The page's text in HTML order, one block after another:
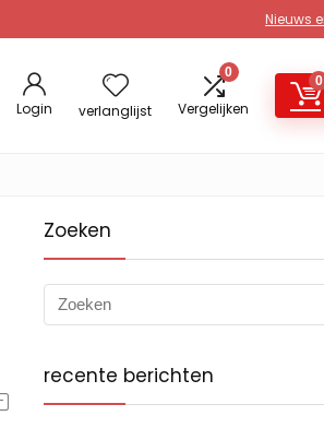
Nieuws
Login verlanglijst
0
Vergelijken
0
Zoeken
recente berichten